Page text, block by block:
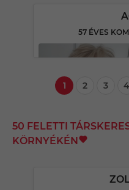
57 ÉVES
1 2 3 4
50 FELETTI
KÖRNYÉKÉN